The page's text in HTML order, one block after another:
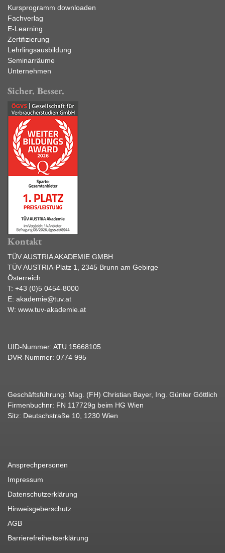
Kursprogramm downloaden
Fachverlag
E-Learning
Zertifizierung
Lehrlingsausbildung
Seminarräume
Unternehmen
Sicher. Besser.
Kontakt
TÜV AUSTRIA AKADEMIE GMBH
TÜV AUSTRIA-Platz 1, 2345 Brunn am Gebirge
Österreich
T: +43 (0)5 0454-8000
E: akademie@tuv.at
W: www.tuv-akademie.at
UID-Nummer: ATU 15668105
DVR-Nummer: 0774 995
Geschäftsführung: Mag. (FH) Christian Bayer, Ing. Günter Göttlich
Firmenbuchnr: FN 117729g beim HG Wien
Sitz: Deutschstraße 10, 1230 Wien
Ansprechpersonen
Impressum
Datenschutzerklärung
Hinweisgeberschutz
AGB
Barrierefreiheitserklärung